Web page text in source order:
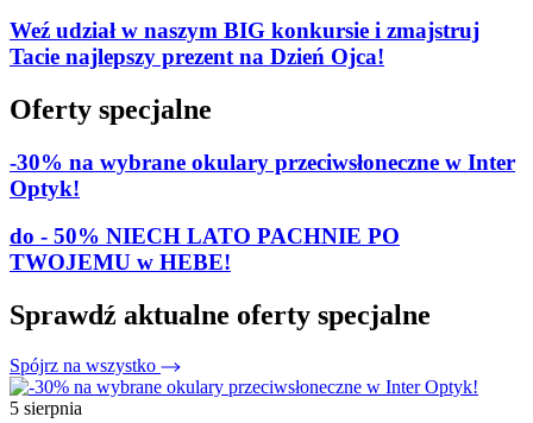
Weź udział w naszym BIG konkursie i zmajstruj
Tacie najlepszy prezent na Dzień Ojca!
Oferty specjalne
-30% na wybrane okulary przeciwsłoneczne w Inter
Optyk!
do - 50% NIECH LATO PACHNIE PO
TWOJEMU w HEBE!
Sprawdź aktualne oferty specjalne
Spójrz na wszystko
5 sierpnia